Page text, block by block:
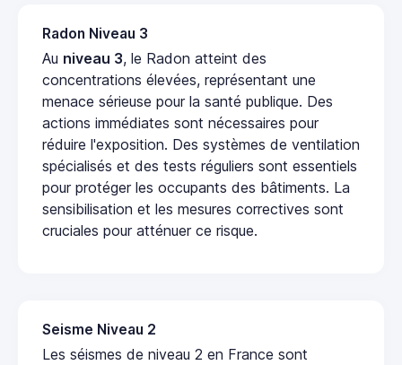
Radon Niveau 3
Au niveau 3, le Radon atteint des
concentrations élevées, représentant une
menace sérieuse pour la santé publique. Des
actions immédiates sont nécessaires pour
réduire l'exposition. Des systèmes de ventilation
spécialisés et des tests réguliers sont essentiels
pour protéger les occupants des bâtiments. La
sensibilisation et les mesures correctives sont
cruciales pour atténuer ce risque.
Seisme Niveau 2
Les séismes de niveau 2 en France sont